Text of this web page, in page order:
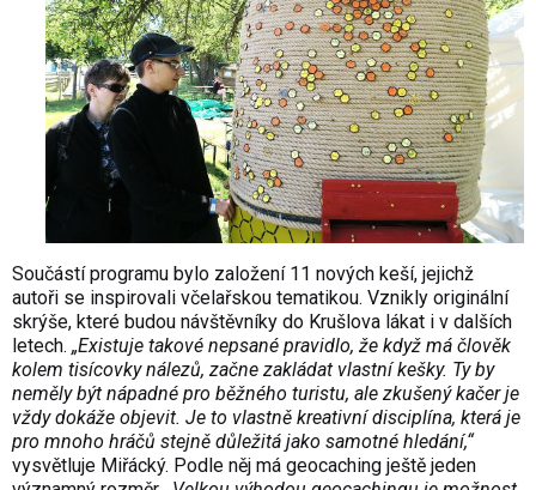
Součástí programu bylo založení 11 nových keší, jejichž
autoři se inspirovali včelařskou tematikou. Vznikly originální
skrýše, které budou návštěvníky do Krušlova lákat i v dalších
letech. „Existuje takové nepsané pravidlo, že když má člověk
kolem tisícovky nálezů, začne zakládat vlastní kešky. Ty by
neměly být nápadné pro běžného turistu, ale zkušený kačer je
vždy dokáže objevit. Je to vlastně kreativní disciplína, která je
pro mnoho hráčů stejně důležitá jako samotné hledání,“
vysvětluje Miřácký. Podle něj má geocaching ještě jeden